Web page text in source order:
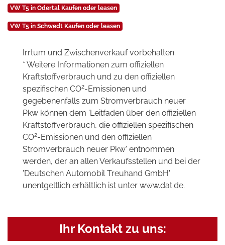
VW T5 in Odertal Kaufen oder leasen
VW T5 in Schwedt Kaufen oder leasen
Irrtum und Zwischenverkauf vorbehalten.
* Weitere Informationen zum offiziellen
Kraftstoffverbrauch und zu den offiziellen
spezifischen CO2-Emissionen und
gegebenenfalls zum Stromverbrauch neuer
Pkw können dem 'Leitfaden über den offiziellen
Kraftstoffverbrauch, die offiziellen spezifischen
CO2-Emissionen und den offiziellen
Stromverbrauch neuer Pkw' entnommen
werden, der an allen Verkaufsstellen und bei der
'Deutschen Automobil Treuhand GmbH'
unentgeltlich erhältlich ist unter www.dat.de.
Ihr Kontakt zu uns: